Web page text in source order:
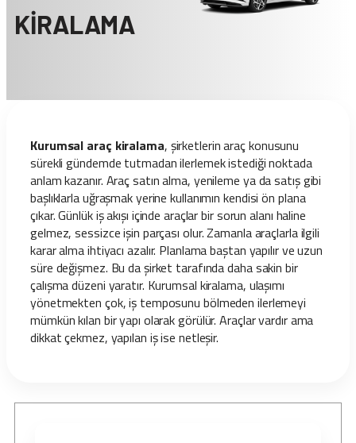
KIRALAMA
Kurumsal araç kiralama, şirketlerin araç konusunu
sürekli gündemde tutmadan ilerlemek istediği noktada
anlam kazanır. Araç satın alma, yenileme ya da satış gibi
başlıklarla uğraşmak yerine kullanımın kendisi ön plana
çıkar. Günlük iş akışı içinde araçlar bir sorun alanı haline
gelmez, sessizce işin parçası olur. Zamanla araçlarla ilgili
karar alma ihtiyacı azalır. Planlama baştan yapılır ve uzun
süre değişmez. Bu da şirket tarafında daha sakin bir
çalışma düzeni yaratır. Kurumsal kiralama, ulaşımı
yönetmekten çok, iş temposunu bölmeden ilerlemeyi
mümkün kılan bir yapı olarak görülür. Araçlar vardır ama
dikkat çekmez, yapılan iş ise netleşir.